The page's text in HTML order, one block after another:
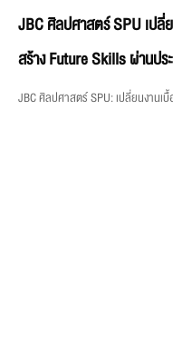
JBC ศิลปศาสตร์ SPU เปลี่
สร้าง Future Skills ผ่านป
JBC ศิลปศาสตร์ SPU: เปลี่ยนงาน